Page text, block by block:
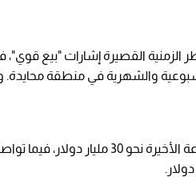
القصيرة إشارات "بيع قوي"،
والشهرية في منطقة
على صعيد السيولة، تجاوز حجم التداول خلال الأربع والعشرين ساعة الأخيرة